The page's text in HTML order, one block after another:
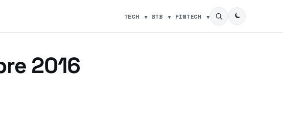
TECH BTB FINTECH
2016